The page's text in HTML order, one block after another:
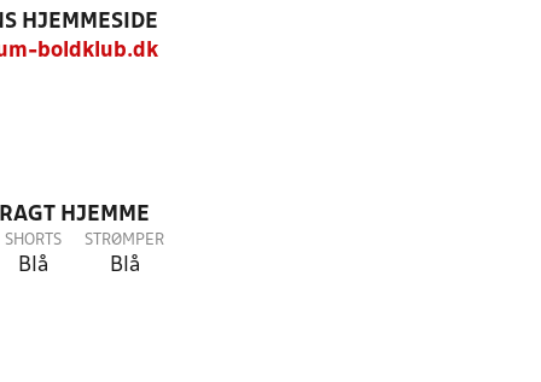
HJEMMESIDE
boldklub.dk
HJEMME
SHORTS
Blå
STRØMPER
Blå